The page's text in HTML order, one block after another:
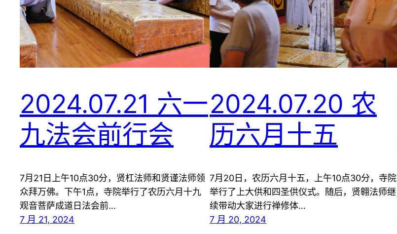
2024.07.21 六一
九法会前行会
7月21日上午10点30分，贤杠法师和贤谨法师领
众拜万佛。下午1点，寺院举行了农历六月十九
观音菩萨成道日法会前…
7 月 21, 2024
2024.07.20 农
历六月十五
7月20日，农历六月十五，上午10点30分，寺院
举行了上大供和四圣供仪式。随后，贤翱法师继
续带动大家进行禅修体…
7 月 20, 2024